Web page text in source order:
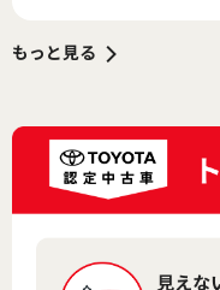
もっと見る